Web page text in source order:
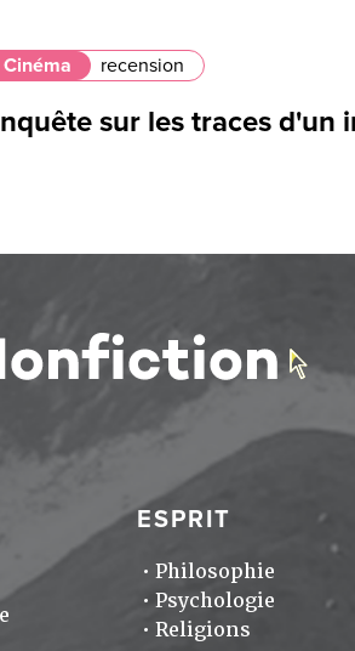
Cinéma recension
sur les traces d'un
ESPRIT
Philosophie
Psychologie
Religions